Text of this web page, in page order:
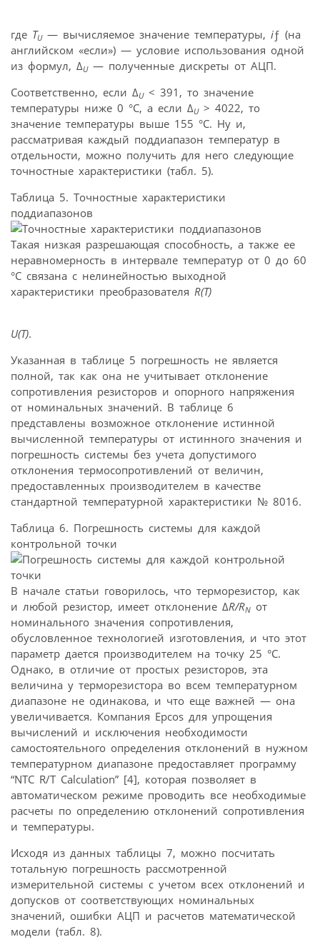
где TU— вычисляемое значение температуры, iƒ (на
английском «если») — условие использования одной
из формул, ΔU— полученные дискреты от АЦП.
Соответственно, если ΔU< 391, то значение
температуры ниже 0 °С, а если ΔU> 4022, то
значение температуры выше 155 °С. Ну и,
рассматривая каждый поддиапазон температур в
отдельности, можно получить для него следующие
точностные характеристики (табл. 5).
Таблица 5. Точностные характеристики
поддиапазонов
Такая низкая разрешающая способность, а также ее
неравномерность в интервале температур от 0 до 60
°С связана с нелинейностью выходной
характеристики преобразователя R(Т)
U(T).
Указанная в таблице 5 погрешность не является
полной, так как она не учитывает отклонение
сопротивления резисторов и опорного напряжения
от номинальных значений. В таблице 6
представлены возможное отклонение истинной
вычисленной температуры от истинного значения и
погрешность системы без учета допустимого
отклонения термосопротивлений от величин,
предоставленных производителем в качестве
стандартной температурной характеристики № 8016.
Таблица 6. Погрешность системы для каждой
контрольной точки
В начале статьи говорилось, что терморезистор, как
и любой резистор, имеет отклонение ΔR/RN от
номинального значения сопротивления,
обусловленное технологией изготовления, и что этот
параметр дается производителем на точку 25 °С.
Однако, в отличие от простых резисторов, эта
величина у терморезистора во всем температурном
диапазоне не одинакова, и что еще важней — она
увеличивается. Компания Epcos для упрощения
вычислений и исключения необходимости
самостоятельного определения отклонений в нужном
температурном диапазоне предоставляет программу
“NTC R/T Calculation” [4], которая позволяет в
автоматическом режиме проводить все необходимые
расчеты по определению отклонений сопротивления
и температуры.
Исходя из данных таблицы 7, можно посчитать
тотальную погрешность рассмотренной
измерительной системы с учетом всех отклонений и
допусков от соответствующих номинальных
значений, ошибки АЦП и расчетов математической
модели (табл. 8).